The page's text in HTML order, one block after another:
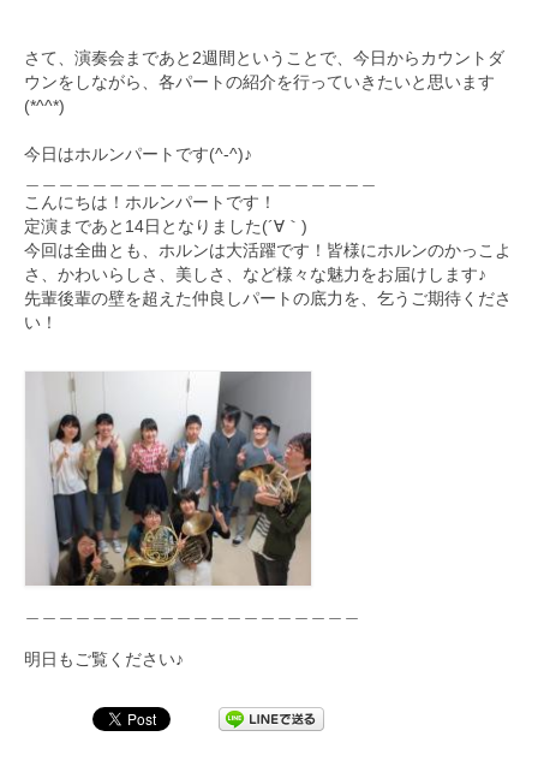
さて、演奏会まであと2週間ということで、 今日からカウントダ
ウンをしながら、 各パートの紹介を行っていきたいと思います
(*^^*)
今日はホルンパートです(^-^)♪
‪こんにちは！ホルンパートです！‬
‪定演まであと14日となりました(´∀｀)‬
‪今回は全曲とも、ホルンは大活躍です！ 皆様にホルンのかっこよ
さ、かわいらしさ、美しさ、 など様々な魅力をお届けします♪‬
‪先輩後輩の壁を超えた仲良しパートの底力を、 乞うご期待くださ
い！‬
明日もご覧ください♪